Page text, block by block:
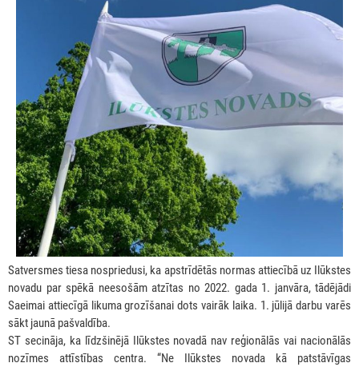
Satversmes tiesa nospriedusi, ka apstrīdētās normas attiecībā uz Ilūkstes
novadu par spēkā neesošām atzītas no 2022. gada 1. janvāra, tādējādi
Saeimai attiecīgā likuma grozīšanai dots vairāk laika. 1. jūlijā darbu varēs
sākt jaunā pašvaldība.
ST secināja, ka līdzšinējā Ilūkstes novadā nav reģionālās vai nacionālās
nozīmes attīstības centra. “Ne Ilūkstes novada kā patstāvīgas